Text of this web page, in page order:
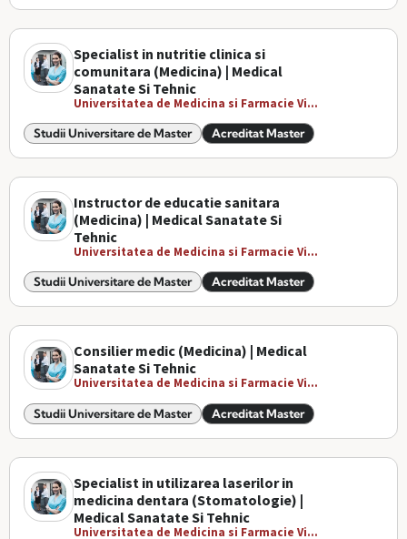
Specialist in nutritie clinica si
comunitara (Medicina) | Medical
Sanatate Si Tehnic
Universitatea de Medicina si Farmacie Vi...
Studii Universitare de Master Acreditat Master
Instructor de educatie sanitara
(Medicina) | Medical Sanatate Si
Tehnic
Universitatea de Medicina si Farmacie Vi...
Studii Universitare de Master Acreditat Master
Consilier medic (Medicina) | Medical
Sanatate Si Tehnic
Universitatea de Medicina si Farmacie Vi...
Studii Universitare de Master Acreditat Master
Specialist in utilizarea laserilor in
medicina dentara (Stomatologie) |
Medical Sanatate Si Tehnic
Universitatea de Medicina si Farmacie Vi...